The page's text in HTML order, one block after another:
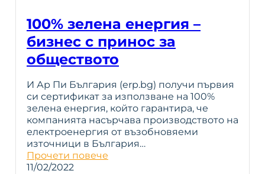
100% зелена енергия –
бизнес с принос за
обществото
И Ар Пи България (erp.bg) получи първия
си сертификат за използване на 100%
зелена енергия, който гарантира, че
компанията насърчава производството на
електроенергия от възобновяеми
източници в България…
Прочети повече
11/02/2022